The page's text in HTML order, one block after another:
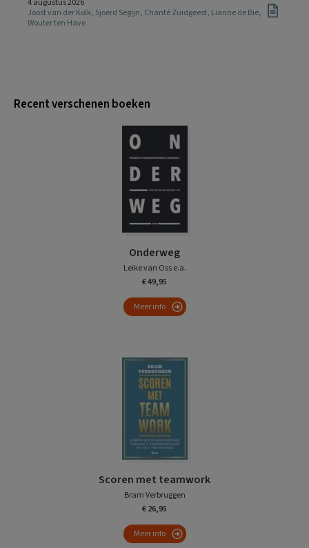
4 augustus 2026
Joost van der Kolk, Sjoerd Segijn, Chanté Zuidgeest, Lianne de Bie,
Wouter ten Have
Recent verschenen boeken
Onderweg
Leike van Oss e.a.
€ 49,95
Meer info
Scoren met teamwork
Bram Verbruggen
€ 26,95
Meer info